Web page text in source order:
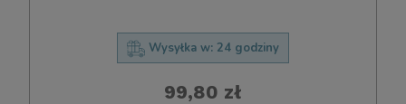
Wysyłka w: 24 godziny
99,80 zł